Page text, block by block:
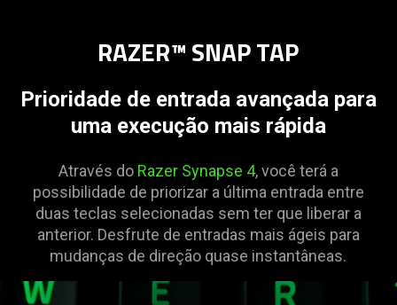
RAZER™ SNAP TAP
Prioridade de entrada avançada para
uma execução mais rápida
Através do Razer Synapse 4, você terá a
possibilidade de priorizar a última entrada entre
duas teclas selecionadas sem ter que liberar a
anterior. Desfrute de entradas mais ágeis para
mudanças de direção quase instantâneas.